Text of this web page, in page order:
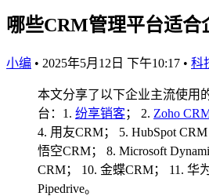
哪些CRM管理平台适合
小编 • 2025年5月12日 下午10:17 • 科
本文分享了以下企业主流使用
台：1. 纷享销客； 2. Zoho
4. 用友CRM； 5. HubSpot
悟空CRM； 8. Microsoft
CRM； 10. 金蝶CRM； 11. 华
Pipedrive。